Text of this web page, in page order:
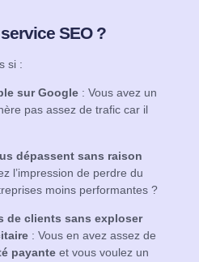
SEO ?
si :
sur Google : Vous avez un
pas assez de trafic car il
dépassent sans raison
l’impression de perdre du
moins performantes ?
de clients sans exploser
: Vous en avez assez de
payante et vous voulez un